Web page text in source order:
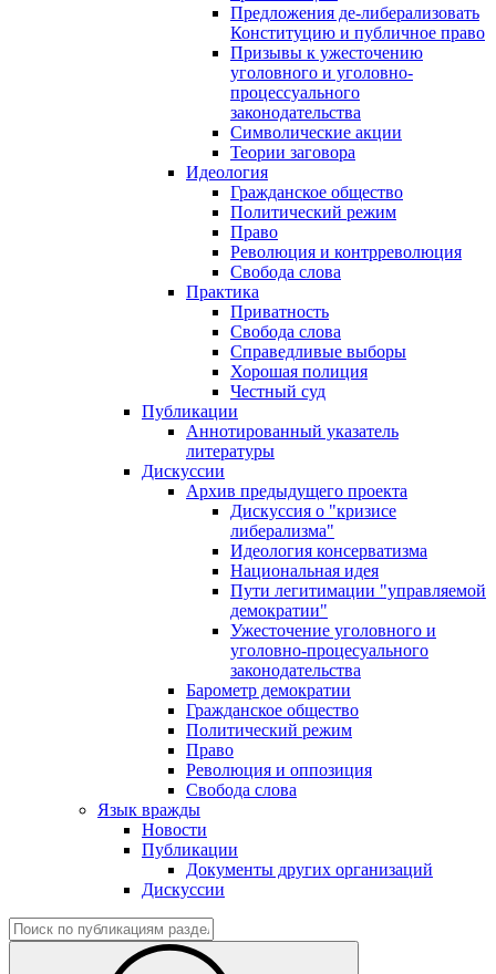
Предложения де-либерализовать
Конституцию и публичное право
Призывы к ужесточению
уголовного и уголовно-
процессуального
законодательства
Символические акции
Теории заговора
Идеология
Гражданское общество
Политический режим
Право
Революция и контрреволюция
Свобода слова
Практика
Приватность
Свобода слова
Справедливые выборы
Хорошая полиция
Честный суд
Публикации
Аннотированный указатель
литературы
Дискуссии
Архив предыдущего проекта
Дискуссия о "кризисе
либерализма"
Идеология консерватизма
Национальная идея
Пути легитимации "управляемой
демократии"
Ужесточение уголовного и
уголовно-процесуального
законодательства
Барометр демократии
Гражданское общество
Политический режим
Право
Революция и оппозиция
Свобода слова
Язык вражды
Новости
Публикации
Документы других организаций
Дискуссии